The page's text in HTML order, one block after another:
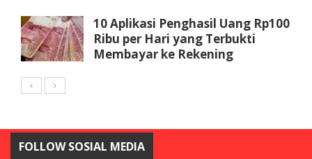
10 Aplikasi Penghasil Uang Rp100
Ribu per Hari yang Terbukti
Membayar ke Rekening
FOLLOW SOSIAL MEDIA